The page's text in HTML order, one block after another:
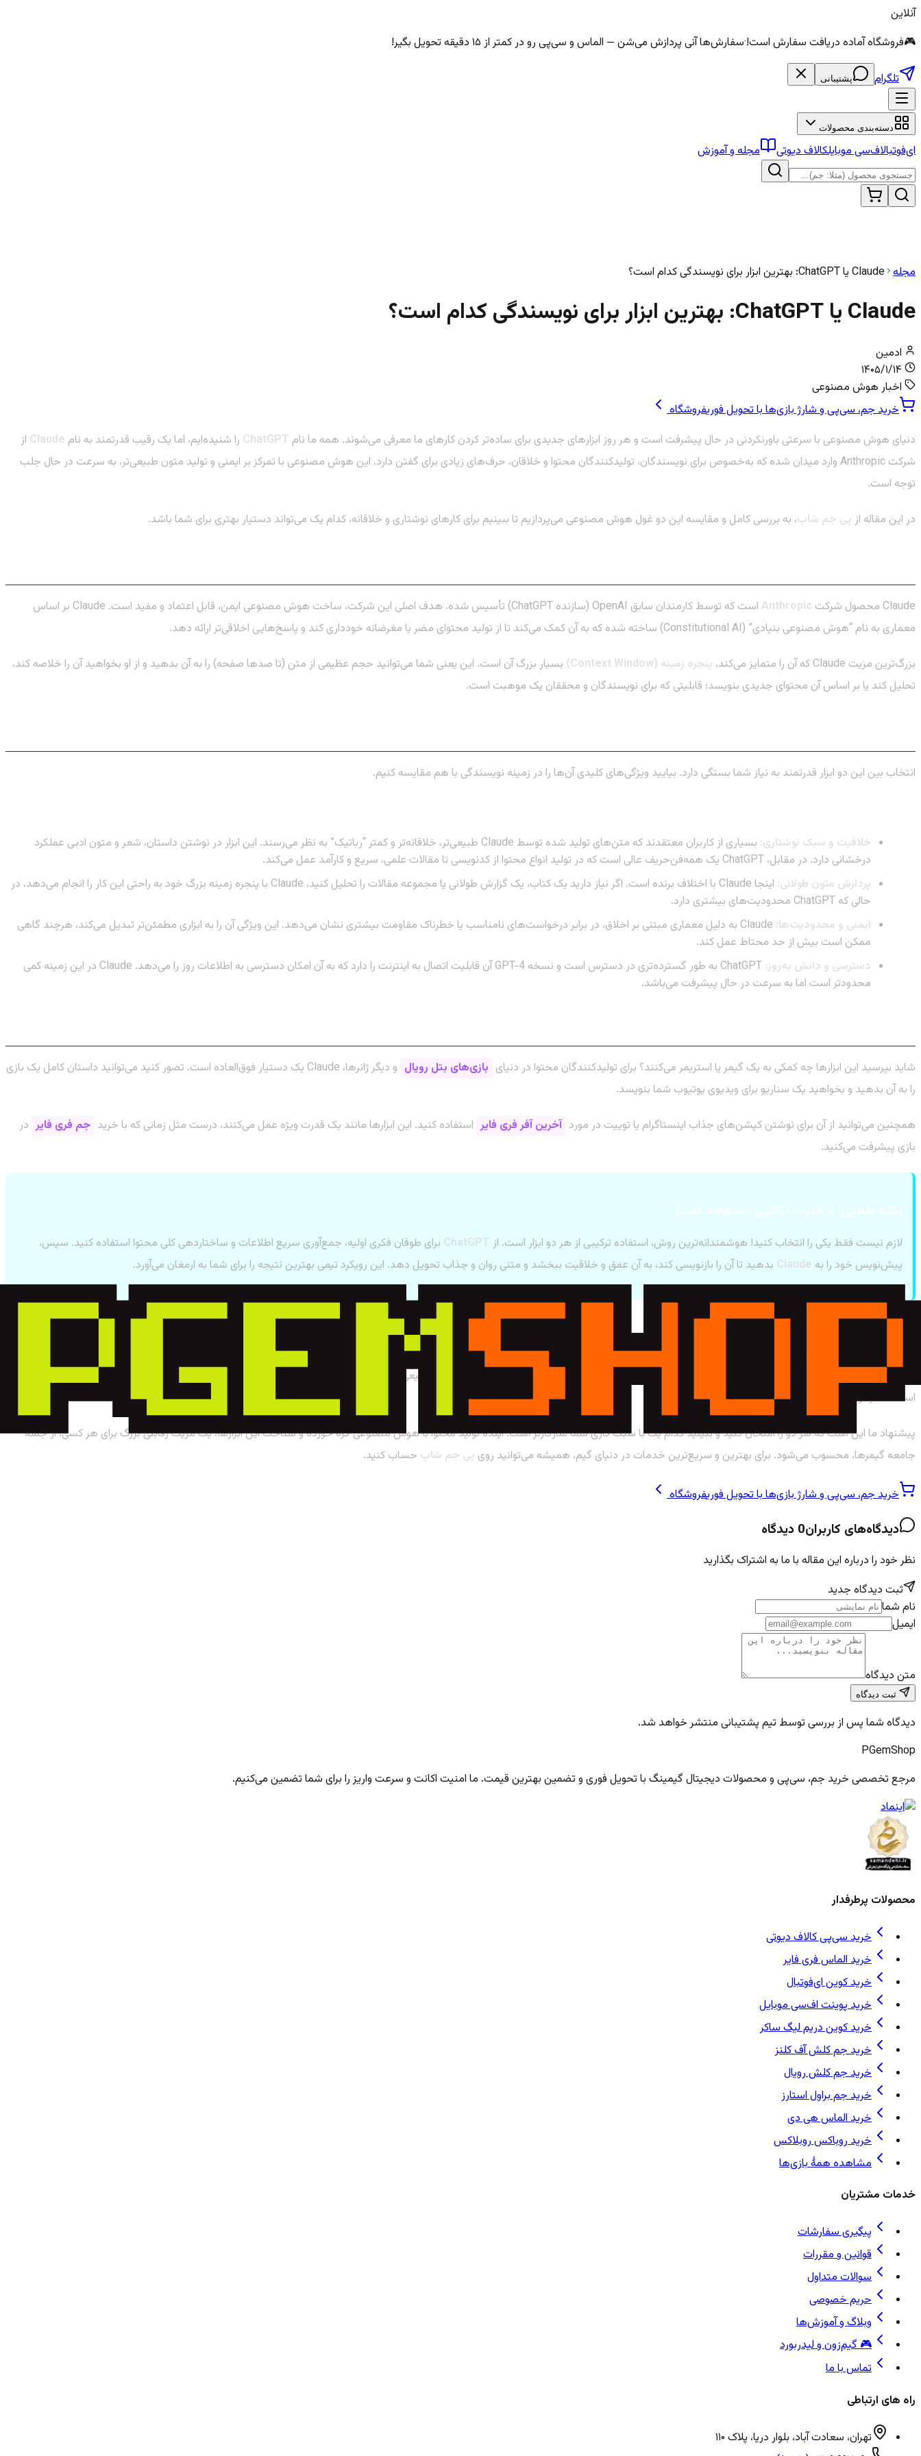
آنلاین
🎮فروشگاه آماده دریافت سفارش است!·سفارش‌ها آنی پردازش می‌شن — الماس و سی‌پی رو در کمتر از ۱۵ دقیقه تحویل بگیر!
تلگرام پشتیبانی
دسته‌بندی محصولات
ای‌فوتبالاف‌سی موبایلکالاف دیوتی مجله و آموزش
مجله Claude یا ChatGPT: بهترین ابزار برای نویسندگی کدام است؟
Claude یا ChatGPT: بهترین ابزار برای نویسندگی کدام است؟
ادمین
۱۴۰۵/۱/۱۴
اخبار هوش مصنوعی
خرید جم، سی‌پی و شارژ بازی‌ها با تحویل فوریفروشگاه
دنیای هوش مصنوعی با سرعتی باورنکردنی در حال پیشرفت است و هر روز ابزارهای جدیدی برای ساده‌تر کردن کارهای ما معرفی می‌شوند. همه ما نام ChatGPT را شنیده‌ایم، اما یک رقیب قدرتمند به نام Claude از
شرکت Anthropic وارد میدان شده که به‌خصوص برای نویسندگان، تولیدکنندگان محتوا و خلاقان، حرف‌های زیادی برای گفتن دارد. این هوش مصنوعی با تمرکز بر ایمنی و تولید متون طبیعی‌تر، به سرعت در حال جلب
توجه است.
در این مقاله از پی جم شاپ، به بررسی کامل و مقایسه این دو غول هوش مصنوعی می‌پردازیم تا ببینیم برای کارهای نوشتاری و خلاقانه، کدام یک می‌تواند دستیار بهتری برای شما باشد.
Claude محصول شرکت Anthropic
است که توسط کارمندان سابق OpenAI (سازنده ChatGPT) تأسیس شده. هدف اصلی این شرکت، ساخت هوش مصنوعی ایمن، قابل اعتماد و مفید است. Claude بر اساس
معماری به نام “هوش مصنوعی بنیادی” (Constitutional AI) ساخته شده که به آن کمک می‌کند تا از تولید محتوای مضر یا مغرضانه خودداری کند و پاسخ‌هایی اخلاقی‌تر ارائه دهد.
بزرگ‌ترین مزیت Claude که آن را متمایز می‌کند، پنجره زمینه (Context Window)
بسیار بزرگ آن است. این یعنی شما می‌توانید حجم عظیمی از متن (تا صدها صفحه) را به آن بدهید و از او بخواهید آن را خلاصه کند،
تحلیل کند یا بر اساس آن محتوای جدیدی بنویسد؛ قابلیتی که برای نویسندگان و محققان یک موهبت است.
انتخاب بین این دو ابزار قدرتمند به نیاز شما بستگی دارد. بیایید ویژگی‌های کلیدی آن‌ها را در زمینه نویسندگی با هم مقایسه کنیم.
خلاقیت و سبک نوشتاری:
بسیاری از کاربران معتقدند که متن‌های تولید شده توسط Claude طبیعی‌تر، خلاقانه‌تر و کمتر “رباتیک” به نظر می‌رسند. این ابزار در نوشتن داستان، شعر و متون ادبی عملکرد
درخشانی دارد. در مقابل، ChatGPT یک همه‌فن‌حریف عالی است که در تولید انواع محتوا از کدنویسی تا مقالات علمی، سریع و کارآمد عمل می‌کند.
پردازش متون طولانی:
اینجا Claude با اختلاف برنده است. اگر نیاز دارید یک کتاب، یک گزارش طولانی یا مجموعه مقالات را تحلیل کنید، Claude با پنجره زمینه بزرگ خود به راحتی این کار را انجام می‌دهد، در
حالی که ChatGPT محدودیت‌های بیشتری دارد.
ایمنی و محدودیت‌ها:
Claude به دلیل معماری مبتنی بر اخلاق، در برابر درخواست‌های نامناسب یا خطرناک مقاومت بیشتری نشان می‌دهد. این ویژگی آن را به ابزاری مطمئن‌تر تبدیل می‌کند، هرچند گاهی
ممکن است بیش از حد محتاط عمل کند.
دسترسی و دانش به‌روز:
ChatGPT به طور گسترده‌تری در دسترس است و نسخه GPT-4 آن قابلیت اتصال به اینترنت را دارد که به آن امکان دسترسی به اطلاعات روز را می‌دهد. Claude در این زمینه کمی
محدودتر است اما به سرعت در حال پیشرفت می‌باشد.
شاید بپرسید این ابزارها چه کمکی به یک گیمر یا استریمر می‌کنند؟ برای تولیدکنندگان محتوا در دنیای بازی‌های بتل رویال
و دیگر ژانرها، Claude یک دستیار فوق‌العاده است. تصور کنید می‌توانید داستان کامل یک بازی
را به آن بدهید و بخواهید یک سناریو برای ویدیوی یوتیوب شما بنویسد.
همچنین می‌توانید از آن برای نوشتن کپشن‌های جذاب اینستاگرام یا توییت در مورد آخرین آفر فری فایر استفاده کنید. این ابزارها مانند یک قدرت ویژه عمل می‌کنند، درست مثل زمانی که با خرید جم فری فایر در
بازی پیشرفت می‌کنید.
نکته طلایی: از قدرت ترکیبی استفاده کنید!
لازم نیست فقط یکی را انتخاب کنید! هوشمندانه‌ترین روش، استفاده ترکیبی از هر دو ابزار است. از ChatGPT برای طوفان فکری اولیه، جمع‌آوری سریع اطلاعات و ساختاردهی کلی محتوا استفاده کنید. سپس،
پیش‌نویس خود را به Claude بدهید تا آن را بازنویسی کند، به آن عمق و خلاقیت ببخشد و متنی روان و جذاب تحویل دهد. این رویکرد تیمی بهترین نتیجه را برای شما به ارمغان می‌آورد.
یک چاقوی سوئیسی قدرتمند و همه‌کاره است که برای طیف وسیعی از وظایف عالی عمل می‌کند. از طرف دیگر،
است که در تولید متون طولانی، خلاقانه و طبیعی، بی‌رقیب است.
پیشنهاد ما این است که هر دو را امتحان کنید و ببینید کدام یک با سبک کاری شما سازگارتر است. آینده تولید محتوا با هوش مصنوعی گره خورده و شناخت این ابزارها، یک مزیت رقابتی بزرگ برای هر کسی، از جمله
جامعه گیمرها، محسوب می‌شود. برای بهترین و سریع‌ترین خدمات در دنیای گیم، همیشه می‌توانید روی پی جم شاپ حساب کنید.
خرید جم، سی‌پی و شارژ بازی‌ها با تحویل فوریفروشگاه
دیدگاه‌های کاربران0 دیدگاه
نظر خود را درباره این مقاله با ما به اشتراک بگذارید
ثبت دیدگاه جدید
نام شما
ایمیل
متن دیدگاه
ثبت دیدگاه
دیدگاه شما پس از بررسی توسط تیم پشتیبانی منتشر خواهد شد.
PGemShop
مرجع تخصصی خرید جم، سی‌پی و محصولات دیجیتال گیمینگ با تحویل فوری و تضمین بهترین قیمت. ما امنیت اکانت و سرعت واریز را برای شما تضمین می‌کنیم.
محصولات پرطرفدار
خرید سی‌پی کالاف دیوتی
خرید الماس فری فایر
خرید کوین ای‌فوتبال
خرید پوینت اف‌سی موبایل
خرید کوین دریم لیگ ساکر
خرید جم کلش آف کلنز
خرید جم کلش رویال
خرید جم براول استارز
خرید الماس هی دی
خرید روباکس روبلاکس
مشاهده همهٔ بازی‌ها
خدمات مشتریان
پیگیری سفارشات
قوانین و مقررات
سوالات متداول
حریم خصوصی
وبلاگ و آموزش‌ها
🎮 گیم‌زون و لیدربورد
تماس با ما
راه های ارتباطی
تهران، سعادت آباد، بلوار دریا، پلاک ۱۱۰